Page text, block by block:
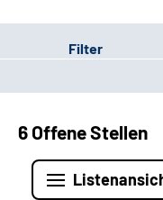
Filter
6 Offene Stellen